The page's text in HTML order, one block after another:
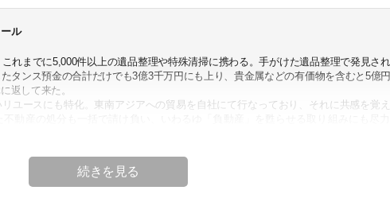
ル
れまでに5,000件以上の遺品整理や特殊清掃に携わる。手がけた遺品整理で発見さ
タンス預金の合計だけでも3億3千万円にも上り、貴金属などの有価物を含むと5億
返して来た。
ユースにも特化。東南アジアへの貿易を自社にて行なっており、それに共感を覚
相談窓口会員
本都市住宅販売株式会社代表取締役）